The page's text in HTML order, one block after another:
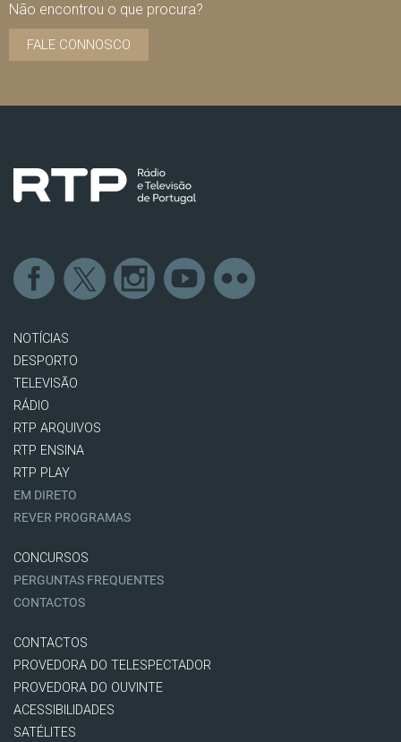
Não encontrou o que procura?
FALE CONNOSCO
NOTÍCIAS
DESPORTO
TELEVISÃO
RÁDIO
RTP ARQUIVOS
RTP ENSINA
RTP PLAY
EM DIRETO
REVER PROGRAMAS
CONCURSOS
PERGUNTAS FREQUENTES
CONTACTOS
CONTACTOS
PROVEDORA DO TELESPECTADOR
PROVEDORA DO OUVINTE
ACESSIBILIDADES
SATÉLITES